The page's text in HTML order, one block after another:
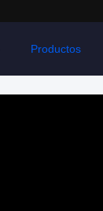
Productos